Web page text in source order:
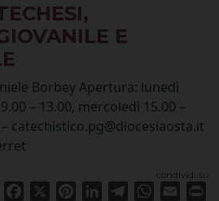
E
Borbey Apertura: lunedì
– 13.00, mercoledì 15.00 –
catechistico.pg@diocesiaosta.it
condividi su
Facebook PinterestLinkedInTelegramWhatsApp
Email